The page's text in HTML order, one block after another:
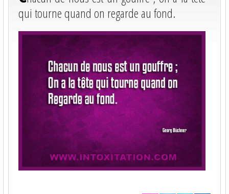
qui tourne quand on regarde au fond.